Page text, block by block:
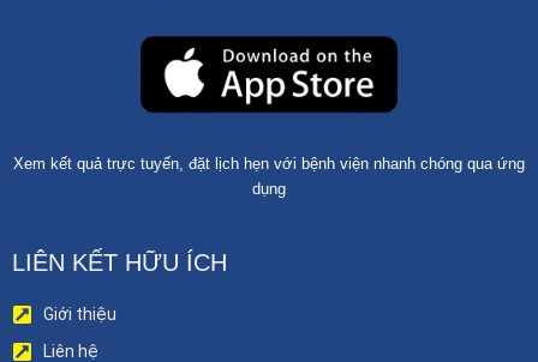
Xem kết quả trực tuyến, đặt lịch hẹn với bệnh viện nhanh chóng qua ứng
dụng
LIÊN KẾT HỮU ÍCH
Giới thiệu
Liên hệ